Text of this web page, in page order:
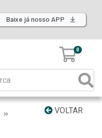
Baixe já nosso APP
0
VOLTAR